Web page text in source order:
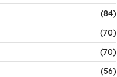
(84)
(70)
(70)
(56)